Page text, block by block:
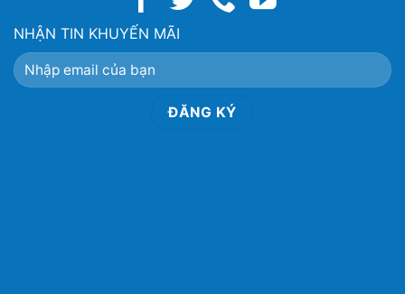
NHẬN TIN KHUYẾN MÃI